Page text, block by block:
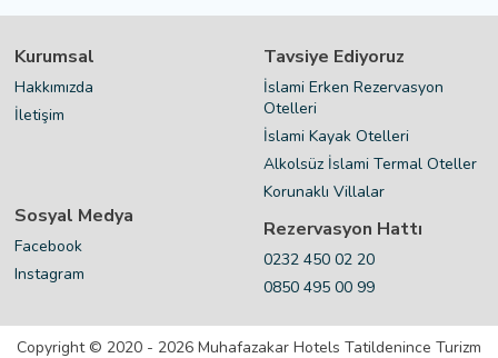
Kurumsal
Hakkımızda
İletişim
Tavsiye Ediyoruz
İslami Erken Rezervasyon
Otelleri
İslami Kayak Otelleri
Alkolsüz İslami Termal Oteller
Korunaklı Villalar
Sosyal Medya
Facebook
Instagram
Rezervasyon Hattı
0232 450 02 20
0850 495 00 99
Copyright © 2020 - 2026 Muhafazakar Hotels Tatildenince Turizm